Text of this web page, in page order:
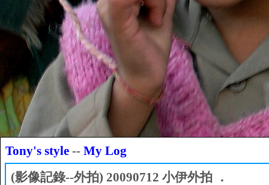
Tony's style -- My Log
(影像記錄--外拍) 20090712 小伊外拍 ．